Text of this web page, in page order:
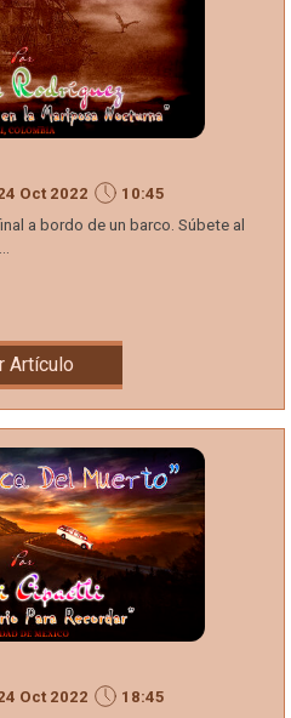
Oct 2022
10:45
a bordo de un barco. Súbete al
Artículo
Oct 2022
18:45